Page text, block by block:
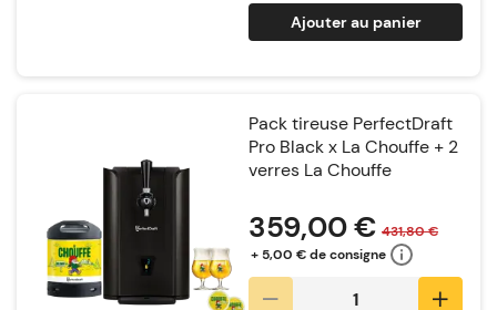
Ajouter au panier
Pack tireuse PerfectDraft
Pro Black x La Chouffe + 2
verres La Chouffe
359,00 € 431,80 €
+ 5,00 € de consigne